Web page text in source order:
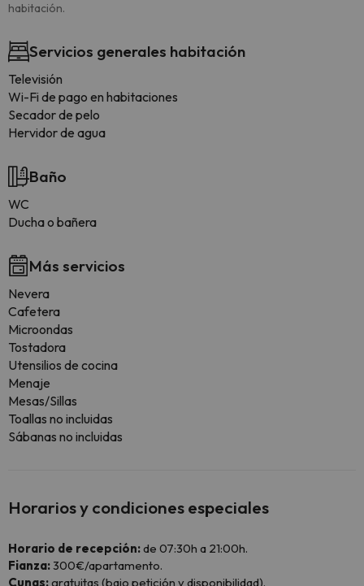
habitación.
Servicios generales habitación
Televisión
Wi-Fi de pago en habitaciones
Secador de pelo
Hervidor de agua
Baño
WC
Ducha o bañera
Más servicios
Nevera
Cafetera
Microondas
Tostadora
Utensilios de cocina
Menaje
Mesas/Sillas
Toallas no incluidas
Sábanas no incluidas
Horarios y condiciones especiales
Horario de recepción:de 07:30h a 21:00h.
Fianza:300€/apartamento.
Cunas:gratuitas (bajo petición y disponibilidad).